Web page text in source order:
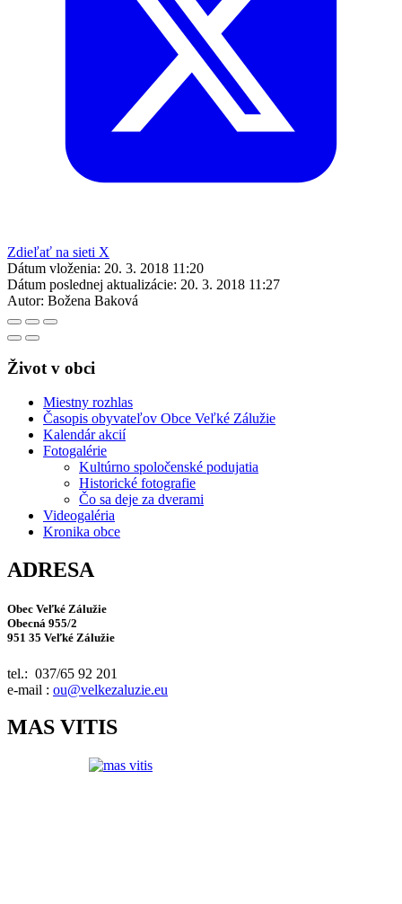
Zdieľať na sieti X
Dátum vloženia: 20. 3. 2018 11:20
Dátum poslednej aktualizácie: 20. 3. 2018 11:27
Autor: Božena Baková
Život v obci
Miestny rozhlas
Časopis obyvateľov Obce Veľké Zálužie
Kalendár akcií
Fotogalérie
Kultúrno spoločenské podujatia
Historické fotografie
Čo sa deje za dverami
Videogaléria
Kronika obce
ADRESA
Obec Veľké Zálužie
Obecná 955/2
951 35 Veľké Zálužie
tel.: 037/65 92 201
e-mail : ou@velkezaluzie.eu
MAS VITIS